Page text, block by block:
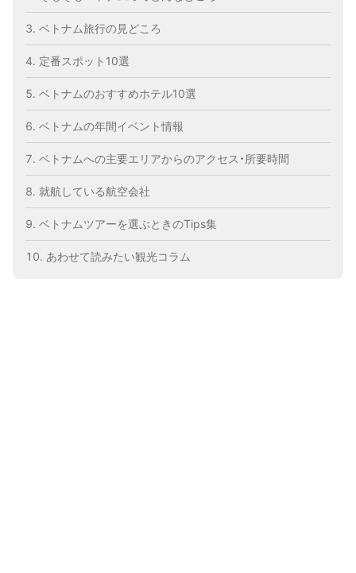
ベトナム旅行の見どころ
定番スポット10選
ベトナムのおすすめホテル10選
ベトナムの年間イベント情報
ベトナムへの主要エリアからのアクセス・所要時間
就航している航空会社
ベトナムツアーを選ぶときのTips集
あわせて読みたい観光コラム